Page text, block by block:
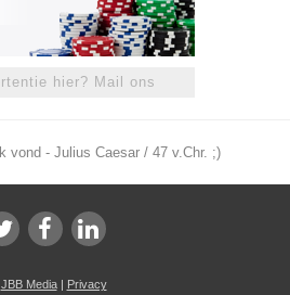
hier? Mail ons
vond - Julius Caesar / 47 v.Chr. ;)
JBB Media| Privacy